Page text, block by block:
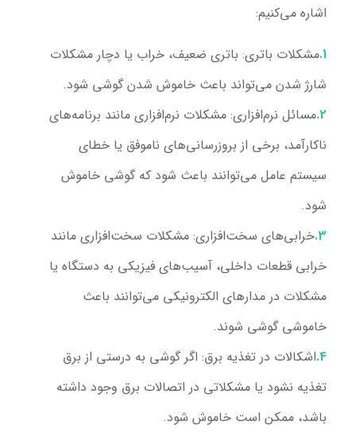
اشاره می‌کنیم:
مشکلات باتری: باتری ضعیف، خراب یا دچار مشکلات
شارژ شدن می‌تواند باعث خاموش شدن گوشی شود.
مسائل نرم‌افزاری: مشکلات نرم‌افزاری مانند برنامه‌های
ناکارآمد، برخی از بروزرسانی‌های ناموفق یا خطای
سیستم عامل می‌توانند باعث شود که گوشی خاموش
شود.
خرابی‌های سخت‌افزاری: مشکلات سخت‌افزاری مانند
خرابی قطعات داخلی، آسیب‌های فیزیکی به دستگاه یا
مشکلات در مدارهای الکترونیکی می‌توانند باعث
خاموشی گوشی شوند.
اشکالات در تغذیه برق: اگر گوشی به درستی از برق
تغذیه نشود یا مشکلاتی در اتصالات برق وجود داشته
باشد، ممکن است خاموش شود.